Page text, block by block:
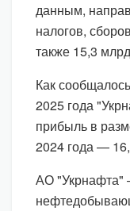
данным,
налогов,
также 15,3
Как
2025 года
прибыль в
2024 года —
АО "Укрнафта"